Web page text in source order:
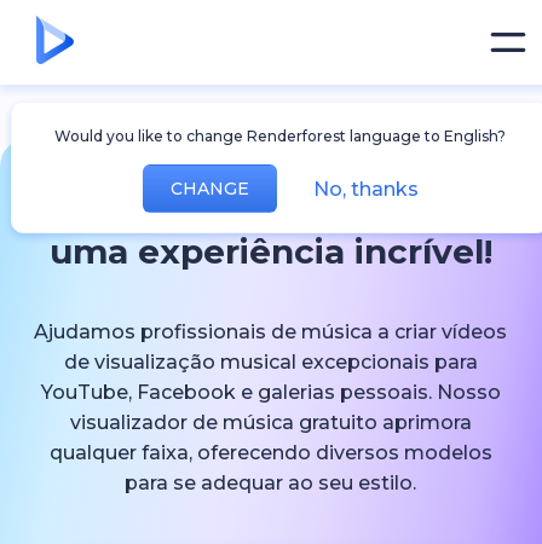
Would you like to change Renderforest language to English?
CHANGE No, thanks
Visualizador de Áudio para
uma experiência incrível!
Ajudamos profissionais de música a criar vídeos
de visualização musical excepcionais para
YouTube, Facebook e galerias pessoais. Nosso
visualizador de música gratuito aprimora
qualquer faixa, oferecendo diversos modelos
para se adequar ao seu estilo.